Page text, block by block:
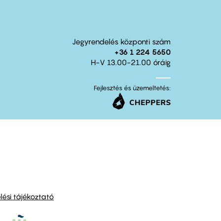
Jegyrendelés központi szám
+36 1 224 5650
H-V 13.00-21.00 óráig
Fejlesztés és üzemeltetés:
tájékoztató